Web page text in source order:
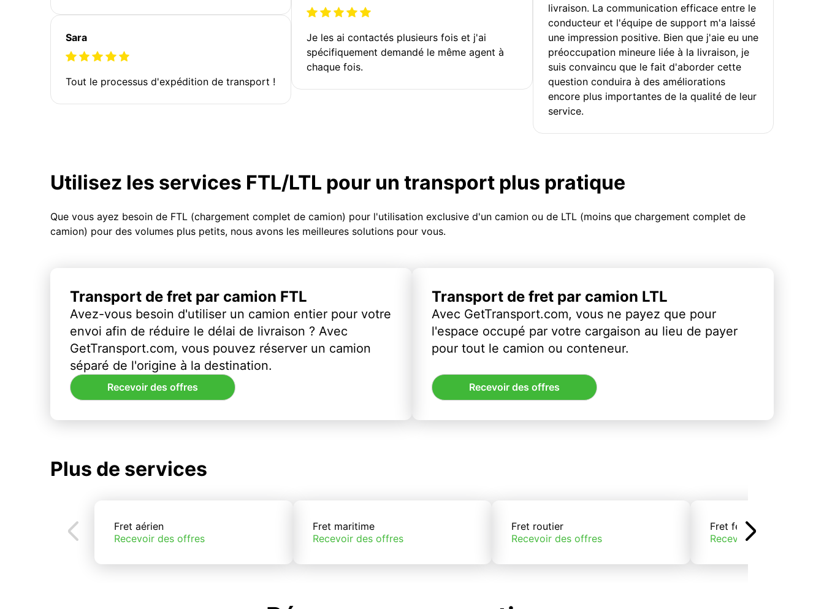
Sara
Tout le processus d'expédition de transport !
Je les ai contactés plusieurs fois et j'ai
spécifiquement demandé le même agent à
chaque fois.
livraison. La communication efficace entre le
conducteur et l'équipe de support m'a laissé
une impression positive. Bien que j'aie eu une
préoccupation mineure liée à la livraison, je
suis convaincu que le fait d'aborder cette
question conduira à des améliorations
encore plus importantes de la qualité de leur
service.
Utilisez les services FTL/LTL pour un transport plus pratique
Que vous ayez besoin de FTL (chargement complet de camion) pour l'utilisation exclusive d'un camion ou de LTL (moins que chargement complet de
camion) pour des volumes plus petits, nous avons les meilleures solutions pour vous.
Transport de fret par camion FTL
Avez-vous besoin d'utiliser un camion entier pour votre
envoi afin de réduire le délai de livraison ? Avec
GetTransport.com, vous pouvez réserver un camion
séparé de l'origine à la destination.
Recevoir des offres
Transport de fret par camion LTL
Avec GetTransport.com, vous ne payez que pour
l'espace occupé par votre cargaison au lieu de payer
pour tout le camion ou conteneur.
Recevoir des offres
Plus de services
Fret aérien
Recevoir des offres
Fret maritime
Recevoir des offres
Fret routier
Recevoir des offres
Fret ferroviaire
Recevoir des offres